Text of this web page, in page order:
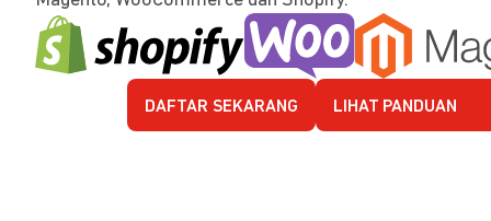
DAFTAR SEKARANG LIHAT PANDUAN